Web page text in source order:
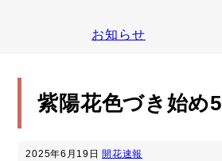
お知らせ
紫陽花色づき始め5
2025年6月19日 開花速報